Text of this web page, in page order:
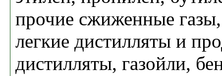
прочие сжиженные
легкие дистилляты и
дистилляты, газойли,